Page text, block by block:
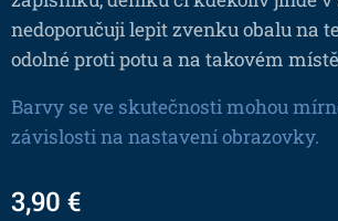
nedoporučuji lepit zvenku obalu na
odolné proti potu a na takovém
Barvy se ve skutečnosti mohou
závislosti na nastavení obrazovky.
3,90 €